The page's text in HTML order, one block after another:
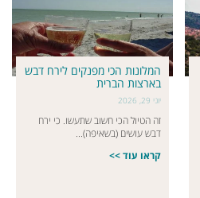
המלונות הכי מפנקים לירח דבש
בארצות הברית
יוני 29, 2026
זה הטיול הכי חשוב שתעשו. כי ירח
דבש עושים (בשאיפה)...
קראו עוד >>